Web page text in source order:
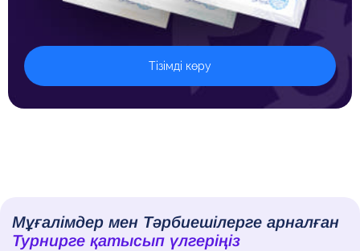
Тізімді көру
Мұғалімдер мен Тәрбиешілерге арналған
Турнирге қатысып үлгеріңіз